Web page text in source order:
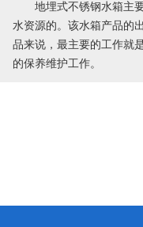
地埋式不锈钢水箱主要
水资源的。该水箱产品的
品来说，最主要的工作就
的保养维护工作。